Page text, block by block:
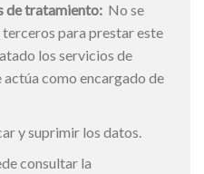
de tratamiento: No se
para prestar este
los servicios de
como encargado de
y suprimir los datos.
consultar la